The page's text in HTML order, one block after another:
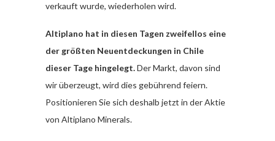
verkauft wurde, wiederholen wird.
Altiplano hat in diesen Tagen zweifellos eine
der größten Neuentdeckungen in Chile
dieser Tage hingelegt.Der Markt, davon sind
wir überzeugt, wird dies gebührend feiern.
Positionieren Sie sich deshalb jetzt in der Aktie
von Altiplano Minerals.